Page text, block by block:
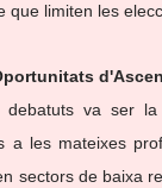
que limiten les
debatuts va ser
a les mateixes
sectors de baixa